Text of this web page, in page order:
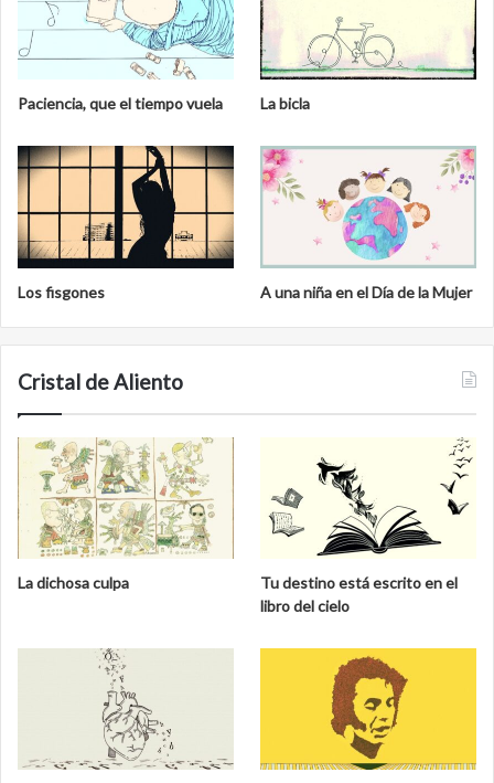
Paciencia, que el tiempo vuela La bicla
Los fisgones A una niña en el Día de la Mujer
Cristal de Aliento
La dichosa culpa
Tu destino está escrito en el
libro del cielo